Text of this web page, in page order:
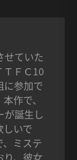
せていた
ＴＦＣ10
に参加で
作で、
が誕生し
しいで
ミステ